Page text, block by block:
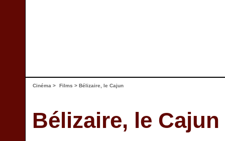
Cinéma > Films > Bélizaire, le Cajun
Bélizaire, le Cajun